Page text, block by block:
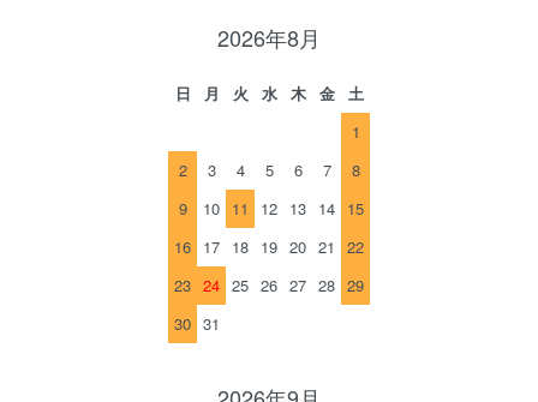
2026年8月
日 月 火 水 木 金
土
1
2
3 4 5 6 7
8
9
10 11 12 13 14 15
16 17 18 19 20 21
22
23 24 25 26 27 28 29
30 31